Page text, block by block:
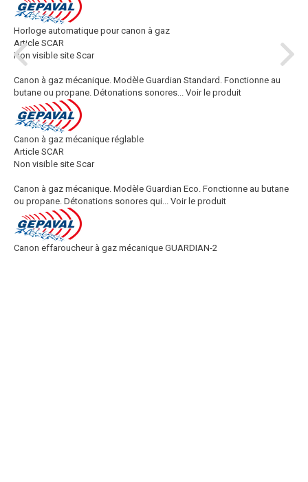
Horloge automatique pour canon à gaz
Article SCAR
Non visible site Scar
Canon à gaz mécanique. Modèle Guardian Standard. Fonctionne au
butane ou propane. Détonations sonores... Voir le produit
Canon à gaz mécanique réglable
Article SCAR
Non visible site Scar
Canon à gaz mécanique. Modèle Guardian Eco. Fonctionne au butane
ou propane. Détonations sonores qui... Voir le produit
Canon effaroucheur à gaz mécanique GUARDIAN-2